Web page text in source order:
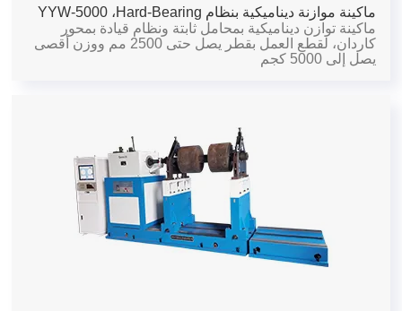
ماكينة موازنة ديناميكية بنظام Hard-Bearing،
YYW-5000
ماكينة توازن ديناميكية بمحامل ثابتة ونظام قيادة بمحور
كاردان، لقطع العمل بقطر يصل حتى 2500 مم ووزن أقصى
يصل إلى 5000 كجم